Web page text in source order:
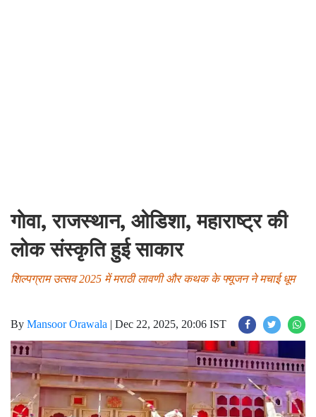
गाेवा, राजस्थान, ओडिशा, महाराष्ट्र की
लोक संस्कृति हुई साकार
शिल्पग्राम उत्सव 2025 में मराठी लावणी और कथक के फ्यूजन ने मचाई धूम
By Mansoor Orawala | Dec 22, 2025, 20:06 IST